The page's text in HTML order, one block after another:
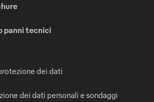
panni tecnici
dei dati
dei dati personali e sondaggi